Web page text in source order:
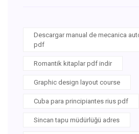
Descargar manual de mecanica
pdf
Romantik kitaplar pdf indir
Graphic design layout course
Cuba para principiantes rius pdf
Sincan tapu müdürlüğü adres